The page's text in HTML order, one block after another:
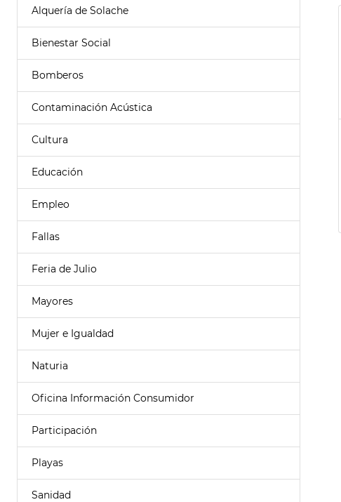
Alquería de Solache
Bienestar Social
Bomberos
Contaminación Acústica
Cultura
Educación
Empleo
Fallas
Feria de Julio
Mayores
Mujer e Igualdad
Naturia
Oficina Información Consumidor
Participación
Playas
Sanidad